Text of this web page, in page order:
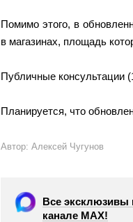
Помимо этого, в
в магазинах, площадь
Публичные консультации
Планируется, что
Автор: Алексей Чугунов
Все эксклюзивы
канале МАХ!